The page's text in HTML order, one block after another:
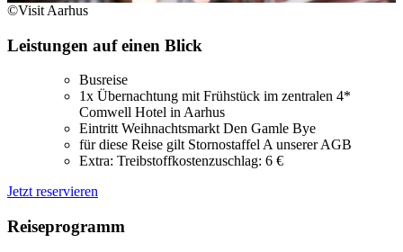
©Visit Aarhus
Leistungen auf einen Blick
Busreise
1x Übernachtung mit Frühstück im zentralen 4*
Comwell Hotel in Aarhus
Eintritt Weihnachtsmarkt Den Gamle Bye
für diese Reise gilt Stornostaffel A unserer AGB
Extra: Treibstoffkostenzuschlag: 6 €
Jetzt reservieren
Reiseprogramm